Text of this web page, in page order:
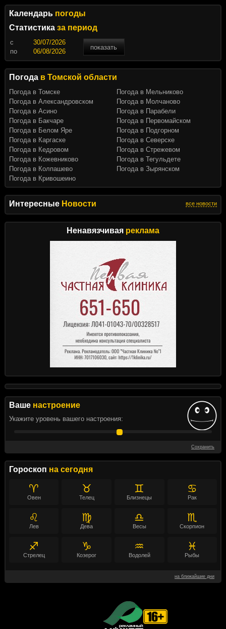
Интересные Новости все новости
Ненавязчивая реклама
Ваше настроение
Укажите уровень вашего настроения:
Сохранить
Гороскоп на сегодня
♈
Овен
♉
Телец
♊
Близнецы
♋
Рак
♌
Лев
♍
Дева
♎
Весы
♏
Скорпион
♐
Стрелец
♑
Козерог
♒
Водолей
♓
Рыбы
на ближайшие дни
Календарь погоды
Статистика за период
c
показать
по
Погода в Томской области
Погода в Томске
Погода в Александровском
Погода в Асино
Погода в Бакчаре
Погода в Белом Яре
Погода в Каргаске
Погода в Кедровом
Погода в Кожевниково
Погода в Колпашево
Погода в Кривошеино
Погода в Мельниково
Погода в Молчаново
Погода в Парабели
Погода в Первомайском
Погода в Подгорном
Погода в Северске
Погода в Стрежевом
Погода в Тегульдете
Погода в Зырянском